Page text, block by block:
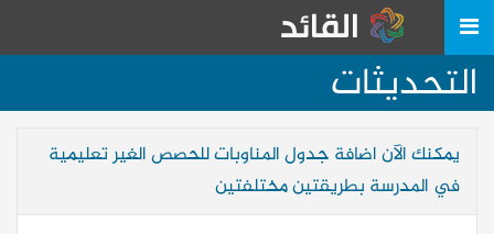
التحديثات
يمكنك الآن اضافة جدول المناوبات للحصص الغير تعليمية
في المدرسة بطريقتين مختلفتين